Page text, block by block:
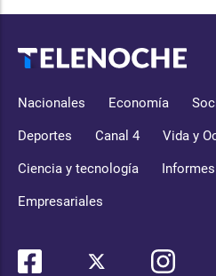
Nacionales Economía
Deportes Canal 4 Vida y
Ciencia y tecnología
Empresariales